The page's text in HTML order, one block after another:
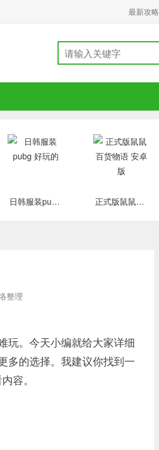
最新攻略
日韩服装pubg 好玩的 正式版鼠鼠百货物语 安卓版
整理
玩。今天小编就给大家详细
多的选择。我建议你找到一
容。